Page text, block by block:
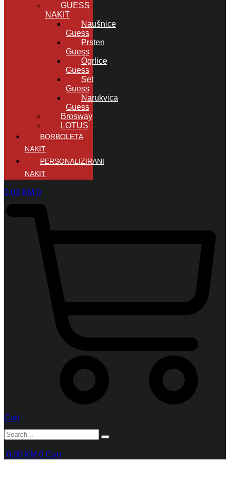
GUESS
NAKIT
Naušnice
Guess
Prsten
Guess
Ogrlice
Guess
Set
Guess
Narukvica
Guess
Brosway
LOTUS
BORBOLETA
NAKIT
PERSONALIZIRANI
NAKIT
0,00 KM 0
Cart
0,00 KM 0 Cart